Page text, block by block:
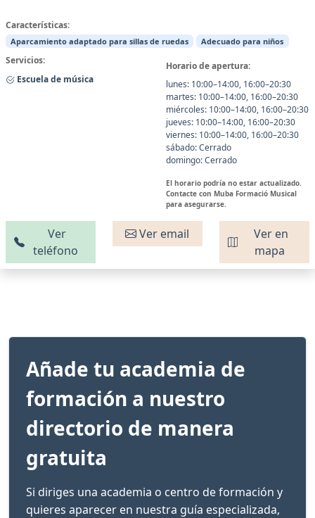
Características:
Aparcamiento adaptado para sillas de ruedas Adecuado para niños
Servicios:
Escuela de música
Horario de apertura:
lunes: 10:00–14:00, 16:00–20:30
martes: 10:00–14:00, 16:00–20:30
miércoles: 10:00–14:00, 16:00–20:30
jueves: 10:00–14:00, 16:00–20:30
viernes: 10:00–14:00, 16:00–20:30
sábado: Cerrado
domingo: Cerrado
El horario podría no estar actualizado.
Contacte con Muba Formació Musical
para asegurarse.
Ver
teléfono
Ver email
Ver en
mapa
Añade tu academia de
formación a nuestro
directorio de manera
gratuita
Si diriges una academia o centro de formación y
quieres aparecer en nuestra guía especializada,